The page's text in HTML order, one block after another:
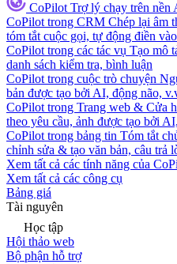
CoPilot Trợ lý chạy trên nền
CoPilot trong CRM Chép lại âm
tóm tắt cuộc gọi, tự động điền
CoPilot trong các tác vụ Tạo mô
danh sách kiểm tra, bình luận
CoPilot trong cuộc trò chuyện
bản được tạo bởi AI, động não,
CoPilot trong Trang web & Cửa
theo yêu cầu, ảnh được tạo bởi
CoPilot trong bảng tin Tóm tắt
chỉnh sửa & tạo văn bản, câu trả
Xem tất cả các tính năng của
Xem tất cả các công cụ
Bảng giá
Tài nguyên
Học tập
Hội thảo web
Bộ phận hỗ trợ